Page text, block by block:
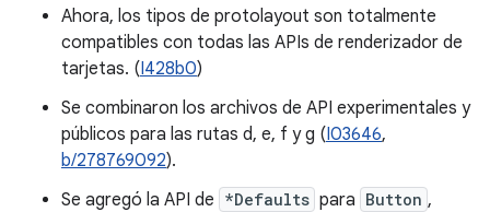
Ahora, los tipos de protolayout son totalmente
compatibles con todas las APIs de renderizador de
tarjetas. (I428b0)
Se combinaron los archivos de API experimentales y
públicos para las rutas d, e, f y g (I03646,
b/278769092).
Se agregó la API de *Defaults para Button ,